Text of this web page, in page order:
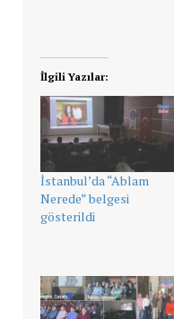
İlgili Yazılar:
İstanbul’da “Ablam
Nerede” belgesi
gösterildi